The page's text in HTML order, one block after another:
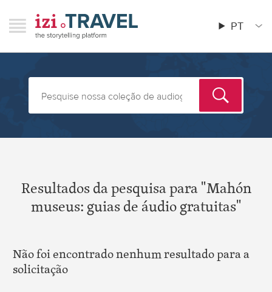
para
conteúdo
Menu
Main
menu
PT
Resultados da pesquisa para "Mahón
museus: guias de áudio gratuitas"
Não foi encontrado nenhum resultado para a
solicitação